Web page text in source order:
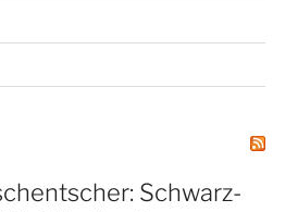
Schwarz-